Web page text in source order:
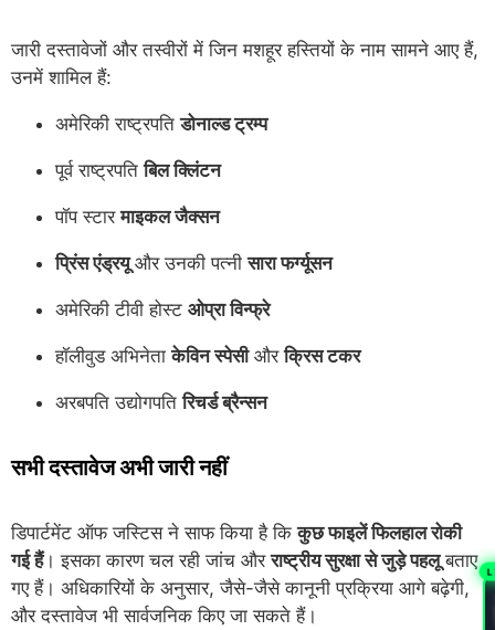
जारी दस्तावेजों और तस्वीरों में जिन मशहूर हस्तियों के नाम सामने आए हैं,
उनमें शामिल हैं:
अमेरिकी राष्ट्रपतिडोनाल्ड ट्रम्प
पूर्व राष्ट्रपतिबिल क्लिंटन
पॉप स्टारमाइकल जैक्सन
प्रिंस एंड्रयूऔर उनकी पत्नीसारा फर्ग्यूसन
अमेरिकी टीवी होस्ट ओप्रा विन्फ्रे
हॉलीवुड अभिनेताकेविन स्पेसीऔरक्रिस टकर
अरबपति उद्योगपतिरिचर्ड ब्रैन्सन
सभी दस्तावेज अभी जारी नहीं
डिपार्टमेंट ऑफ जस्टिस ने साफ किया है किकुछ फाइलें फिलहाल रोकी
गई हैं। इसका कारण चल रही जांच औरराष्ट्रीय सुरक्षा से जुड़े पहलूबताए
गए हैं। अधिकारियों के अनुसार, जैसे-जैसे कानूनी प्रक्रिया आगे बढ़ेगी,
और दस्तावेज भी सार्वजनिक किए जा सकते हैं।